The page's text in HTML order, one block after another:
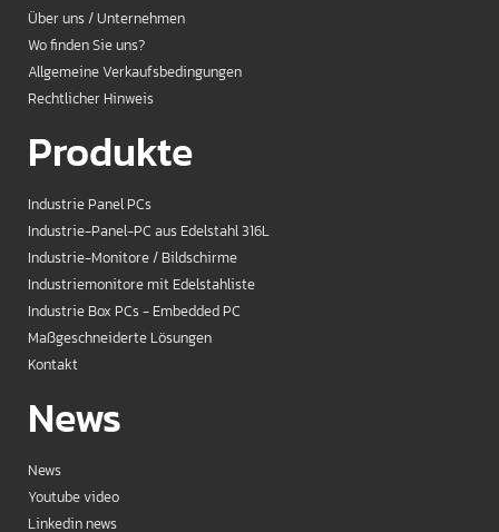
Über uns / Unternehmen
Wo finden Sie uns?
Allgemeine Verkaufsbedingungen
Rechtlicher Hinweis
Produkte
Industrie Panel PCs
Industrie-Panel-PC aus Edelstahl 316L
Industrie-Monitore / Bildschirme
Industriemonitore mit Edelstahliste
Industrie Box PCs - Embedded PC
Maßgeschneiderte Lösungen
Kontakt
News
News
Youtube video
Linkedin news